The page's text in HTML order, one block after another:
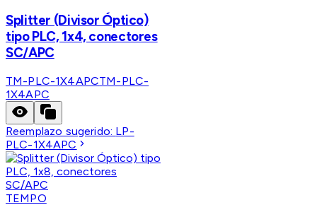
Splitter (Divisor Óptico)
tipo PLC, 1x4, conectores
SC/APC
TM-PLC-1X4APCTM-PLC-
1X4APC
Reemplazo sugerido: LP-
PLC-1X4APC
TEMPO